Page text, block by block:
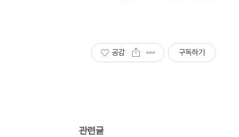
공감 구독하기
관련글